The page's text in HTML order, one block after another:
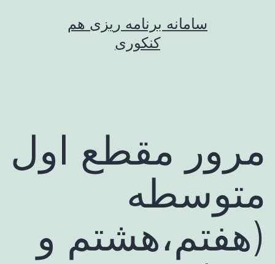
سامانه برنامه ریزی هم
کنکوری
مرور مقطع اول
متوسطه
(هفتم،هشتم و